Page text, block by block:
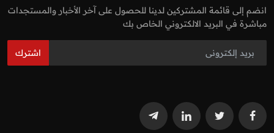
انضم إلى قائمة المشتركين لدينا للحصول على آخر الأخبار والمستجدات
مباشرة في البريد الالكتروني الخاص بك
اشترك